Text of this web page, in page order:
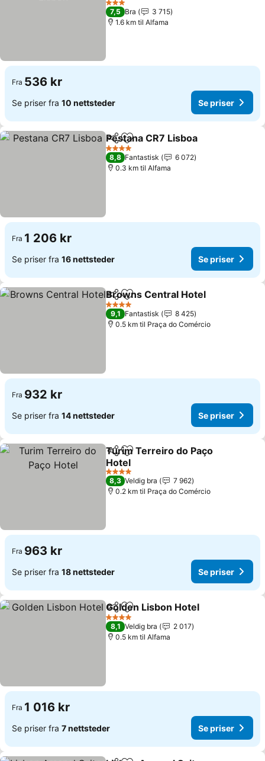
3 Stjerner
7,5 Bra
3 715
1.6 km til Alfama
Fra 536 kr
Se priser fra 10 nettsteder Se priser
Del Legg til i favoritter
Pestana CR7 Lisboa
4 Stjerner
8,8 Fantastisk
6 072
0.3 km til Alfama
Fra 1 206 kr
Se priser fra 16 nettsteder Se priser
Del Legg til i favoritter
Browns Central Hotel
4 Stjerner
9,1 Fantastisk
8 425
0.5 km til Praça do Comércio
Fra 932 kr
Se priser fra 14 nettsteder Se priser
Del Legg til i favoritter
Turim Terreiro do Paço
Hotel
4 Stjerner
8,3 Veldig bra
7 962
0.2 km til Praça do Comércio
Fra 963 kr
Se priser fra 18 nettsteder Se priser
Del Legg til i favoritter
Golden Lisbon Hotel
4 Stjerner
8,1 Veldig bra
2 017
0.5 km til Alfama
Fra 1 016 kr
Se priser fra 7 nettsteder Se priser